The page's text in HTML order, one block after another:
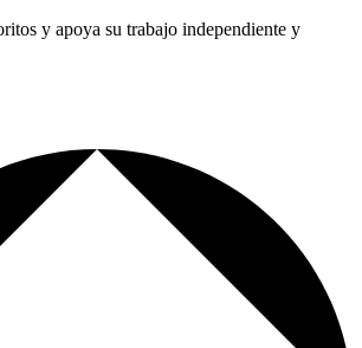
y apoya su trabajo independiente y